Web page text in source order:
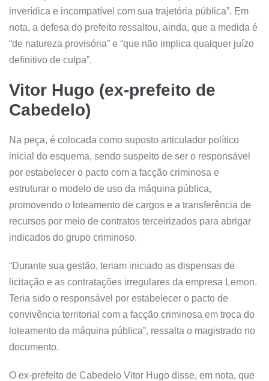
inverídica e incompatível com sua trajetória pública”. Em
nota, a defesa do prefeito ressaltou, ainda, que a medida é
“de natureza provisória” e “que não implica qualquer juízo
definitivo de culpa”.
Vitor Hugo (ex-prefeito de
Cabedelo)
Na peça, é colocada como suposto articulador político
inicial do esquema, sendo suspeito de ser o responsável
por estabelecer o pacto com a facção criminosa e
estruturar o modelo de uso da máquina pública,
promovendo o loteamento de cargos e a transferência de
recursos por meio de contratos terceirizados para abrigar
indicados do grupo criminoso.
“Durante sua gestão, teriam iniciado as dispensas de
licitação e as contratações irregulares da empresa Lemon.
Teria sido o responsável por estabelecer o pacto de
convivência territorial com a facção criminosa em troca do
loteamento da máquina pública”, ressalta o magistrado no
documento.
O ex-prefeito de Cabedelo Vitor Hugo disse, em nota, que